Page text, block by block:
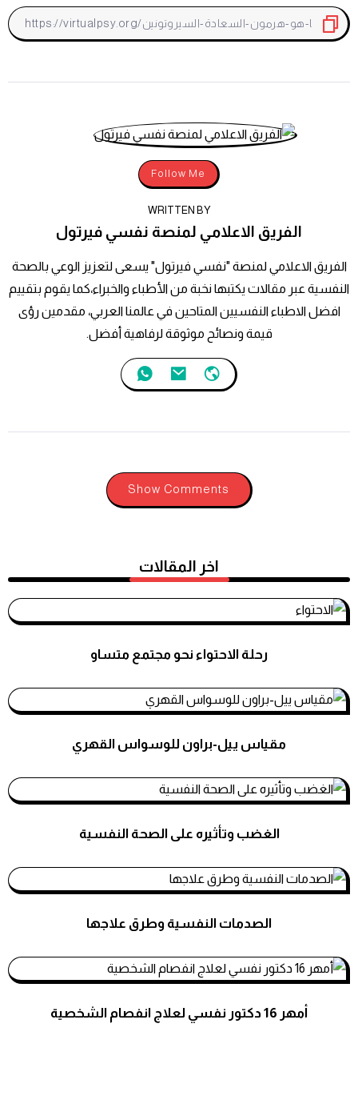
Follow Me
WRITTEN BY
الفريق الاعلامي لمنصة نفسي فيرتول
الفريق الاعلامي لمنصة "نفسي فيرتول" يسعى لتعزيز الوعي بالصحة
النفسية عبر مقالات يكتبها نخبة من الأطباء والخبراء،كما يقوم بتقييم
افضل الاطباء النفسيين المتاحين في عالمنا العربي، مقدمين رؤى
قيمة ونصائح موثوقة لرفاهية أفضل.
Show Comments
اخر المقالات
استشارات نفسية
رحلة الاحتواء نحو مجتمع متساو
استشارات نفسية
مقياس ييل-براون للوسواس القهري
استشارات نفسية
الغضب وتأثيره على الصحة النفسية
استشارات نفسية
الصدمات النفسية وطرق علاجها
أمهر 16 دكتور نفسي لعلاج انفصام الشخصية